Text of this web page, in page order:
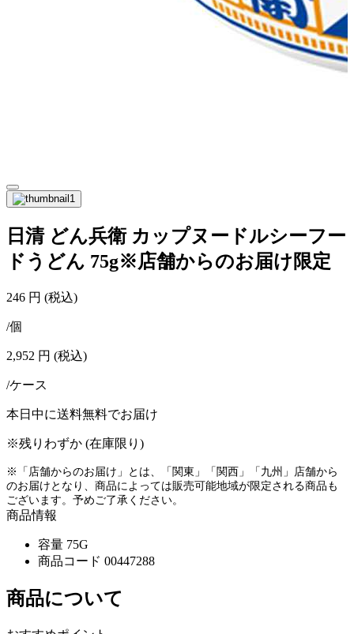
日清 どん兵衛 カップヌードルシーフー
ドうどん 75g※店舗からのお届け限定
246 円 (税込)
/個
2,952 円 (税込)
/ケース
本日中に送料無料でお届け
※残りわずか (在庫限り)
※「店舗からのお届け」とは、「関東」「関西」「九州」店舗から
のお届けとなり、商品によっては販売可能地域が限定される商品も
ございます。予めご了承ください。
商品情報
容量 75G
商品コード 00447288
商品について